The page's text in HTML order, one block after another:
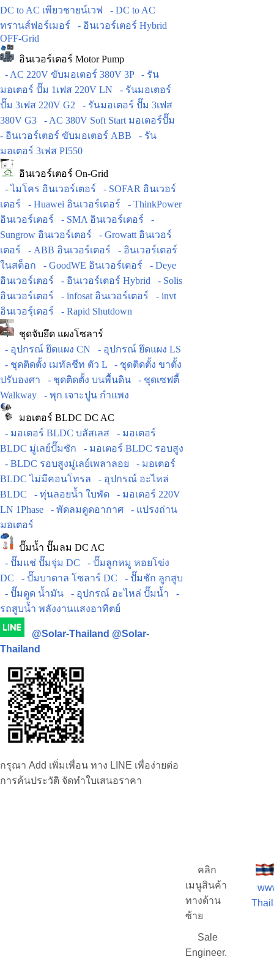
DC to AC เพียวชายน์เวฟ
- DC to AC
ทรานส์ฟอร์เมอร์
- อินเวอร์เตอร์ Hybrid
OFF-Grid
อินเวอร์เตอร์ Motor Pump
- AC 220V ขับมอเตอร์ 380V 3P
- รัน
มอเตอร์ ปั๊ม 1เฟส 220V LN
- รันมอเตอร์
ปั๊ม 3เฟส 220V G2
- รันมอเตอร์ ปั๊ม 3เฟส
380V G3
- AC 380V Soft Start มอเตอร์ปั๊ม
- อินเวอร์เตอร์ ขับมอเตอร์ ABB
- รัน
มอเตอร์ 3เฟส PI550
อินเวอร์เตอร์ On-Grid
- ไมโคร อินเวอร์เตอร์
- SOFAR อินเวอร์
เตอร์
- Huawei อินเวอร์เตอร์
- ThinkPower
อินเวอร์เตอร์
- SMA อินเวอร์เตอร์
-
Sungrow อินเวอร์เตอร์
- Growatt อินเวอร์
เตอร์
- ABB อินเวอร์เตอร์
- อินเวอร์เตอร์
ในสต็อก
- GoodWE อินเวอร์เตอร์
- Deye
อินเวอร์เตอร์
- อินเวอร์เตอร์ Hybrid
- Solis
อินเวอร์เตอร์
- infosat อินเวอร์เตอร์
- invt
อินเวอร์ฺเตอร์
- Rapid Shutdown
ชุดจับยึด แผงโซลาร์
- อุปกรณ์ ยึดแผง CN
- อุปกรณ์ ยึดแผง LS
- ชุดติดตั้ง เมทัลชีท ตัว L
- ชุดติดตั้ง ขาตั้ง
ปรับองศา
- ชุดติดตั้ง บนพื้นดิน
- ชุดเซฟตี้
Walkway
- พุก เจาะปูน กำแพง
มอเตอร์ BLDC DC AC
- มอเตอร์ BLDC บลัสเลส
- มอเตอร์
BLDC มู่เลย์ปั๊มชัก
- มอเตอร์ BLDC รอบสูง
- BLDC รอบสูงมู่เลย์เพลาลอย
- มอเตอร์
BLDC ไม่มีคอนโทรล
- อุปกรณ์ อะไหล่
BLDC
- ทุ่นลอยน้ำ ใบพัด
- มอเตอร์ 220V
LN 1Phase
- พัดลมดูดอากาศ
- แปรงถ่าน
มอเตอร์
ปั๊มน้ำ ปั๊มลม DC AC
- ปั๊มแช่ ปั๊มจุ่ม DC
- ปั๊มลูกหมู หอยโข่ง
DC
- ปั๊มบาดาล โซลาร์ DC
- ปั๊มชัก ลูกสูบ
- ปั๊มดูด น้ำมัน
- อุปกรณ์ อะไหล่ ปั๊มน้ำ
-
รถสูบน้ำ พลังงานแสงอาทิตย์
@Solar-Thailand @Solar-
Thailand
กรุณา Add เพิ่มเพื่อน ทาง LINE เพื่อง่ายต่อ
การค้นประวัติ จัดทำใบเสนอราคา
คลิก
เมนูสินค้า
ทางด้าน
ซ้าย
Sale
Engineer.